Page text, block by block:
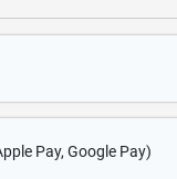
Pay, Google Pay)